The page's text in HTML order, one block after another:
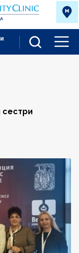
сестри